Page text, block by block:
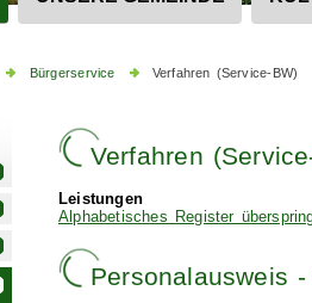
Bürgerservice Verfahren (Service-BW)
Verfahren
Leistungen
Alphabetisches Register
Personalausweis